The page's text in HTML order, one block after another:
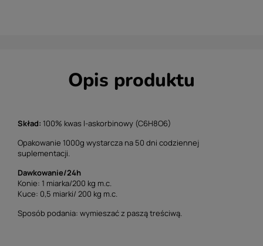
Opis produktu
Skład: 100% kwas l-askorbinowy (C6H8O6)
Opakowanie 1000g wystarcza na 50 dni codziennej
suplementacji.
Dawkowanie/24h
Konie: 1 miarka/200 kg m.c.
Kuce: 0,5 miarki/ 200 kg m.c.
Sposób podania: wymieszać z paszą treściwą.